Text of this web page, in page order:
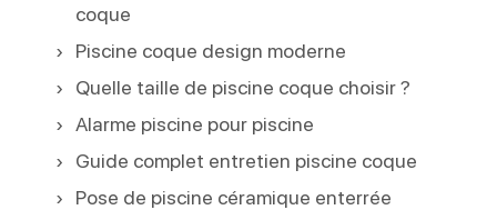
coque
Piscine coque design moderne
Quelle taille de piscine coque choisir ?
Alarme piscine pour piscine
Guide complet entretien piscine coque
Pose de piscine céramique enterrée